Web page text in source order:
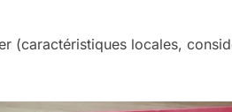
(caractéristiques locales,